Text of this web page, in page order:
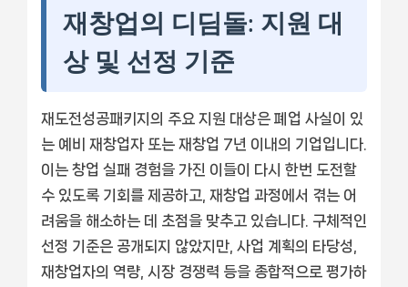
재창업의 디딤돌: 지원 대
상 및 선정 기준
재도전성공패키지의 주요 지원 대상은 폐업 사실이 있
는 예비 재창업자 또는 재창업 7년 이내의 기업입니다.
이는 창업 실패 경험을 가진 이들이 다시 한번 도전할
수 있도록 기회를 제공하고, 재창업 과정에서 겪는 어
려움을 해소하는 데 초점을 맞추고 있습니다. 구체적인
선정 기준은 공개되지 않았지만, 사업 계획의 타당성,
재창업자의 역량, 시장 경쟁력 등을 종합적으로 평가하